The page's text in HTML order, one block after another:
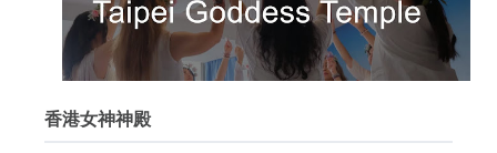
香港女神神殿